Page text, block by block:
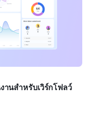
านสำหรับเวิร์กโฟลว์